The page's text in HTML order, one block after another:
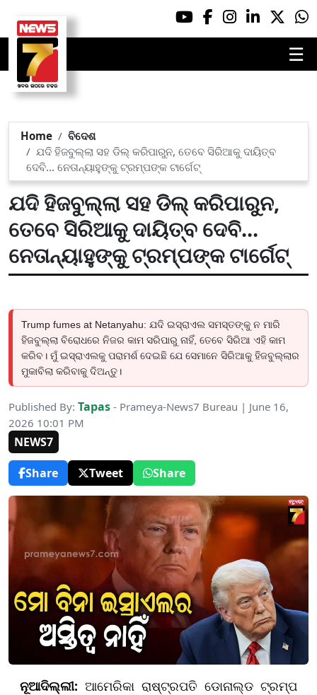
☰
Home
ବିଦେଶ
ଯଦି ହିଜବୁଲ୍ଲା ସହ ଡିଲ୍‌ କରିପାରୁନ, ତେବେ ସିରିଆକୁ ଦାୟିତ୍ବ
ଦେବି... ନେତାନ୍ୟାହୁଙ୍କୁ ଟ୍ରମ୍ପଙ୍କ ଟାର୍ଗେଟ୍‌
ଯଦି ହିଜବୁଲ୍ଲା ସହ ଡିଲ୍‌ କରିପାରୁନ,
ତେବେ ସିରିଆକୁ ଦାୟିତ୍ବ ଦେବି...
ନେତାନ୍ୟାହୁଙ୍କୁ ଟ୍ରମ୍ପଙ୍କ ଟାର୍ଗେଟ୍‌
Trump fumes at Netanyahu: ଯଦି ଇସ୍ରାଏଲ ସମସ୍ତଙ୍କୁ ନ ମାରି
ହିଜବୁଲ୍ଲା ବିରୋଧରେ ନିଜର କାମ ସରିପାରୁ ନାହିଁ, ତେବେ ସିରିଆ ଏହି କାମ
କରିବ। ମୁଁ ଇସ୍ରାଏଲକୁ ପରାମର୍ଶ ଦେଇଛି ଯେ ସେମାନେ ସିରିଆକୁ ହିଜବୁଲ୍ଲାର
ମୁକାବିଲା କରିବାକୁ ଦିଅନ୍ତୁ।
Published By: Tapas - Prameya-News7 Bureau | June 16,
2026 10:01 PM
NEWS7
Share
Tweet Share
ନୂଆଦିଲ୍ଲୀ: ଆମେରିକା ରାଷ୍ଟ୍ରପତି ଡୋନାଲ୍ଡ ଟ୍ରମ୍ପ